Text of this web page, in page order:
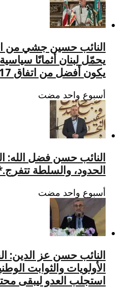
النائب حسين جشي من
يحمّل لبنان أثمانًا
يكون أفضل من اتفاق 17 أيار
‏أسبوع واحد مضت
النائب حسن فضل الله:
الحدود، والسلطة
‏أسبوع واحد مضت
النائب حسن عز الدين:
الأولويات والثوابت
استجلب العدو ليبقى